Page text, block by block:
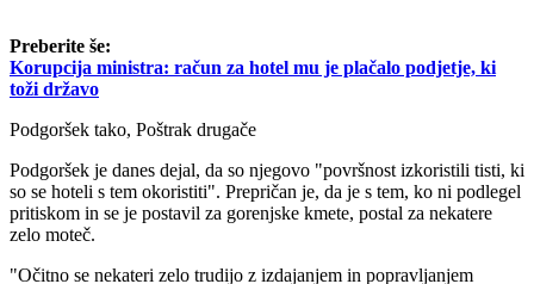
Preberite še:
Korupcija ministra: račun za hotel mu je plačalo podjetje, ki
toži državo
Podgoršek tako, Poštrak drugače
Podgoršek je danes dejal, da so njegovo "površnost izkoristili tisti, ki
so se hoteli s tem okoristiti". Prepričan je, da je s tem, ko ni podlegel
pritiskom in se je postavil za gorenjske kmete, postal za nekatere
zelo moteč.
"Očitno se nekateri zelo trudijo z izdajanjem in popravljanjem